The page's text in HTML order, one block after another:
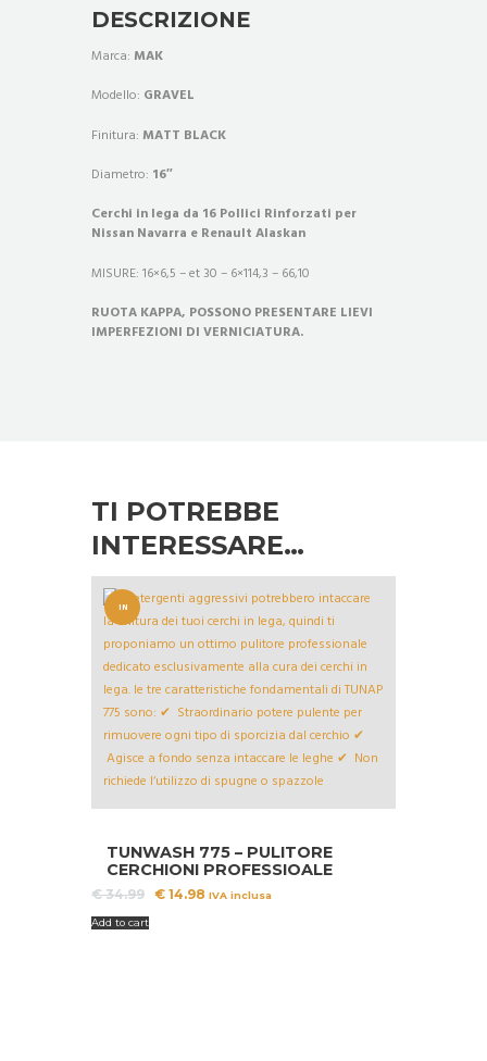
DESCRIZIONE
Marca: MAK
Modello: GRAVEL
Finitura: MATT BLACK
Diametro: 16″
Cerchi in lega da 16 Pollici Rinforzati per
Nissan Navarra e Renault Alaskan
MISURE: 16×6,5 – et 30 – 6×114,3 – 66,10
RUOTA KAPPA, POSSONO PRESENTARE LIEVI
IMPERFEZIONI DI VERNICIATURA.
TI POTREBBE
INTERESSARE…
IN
OFFERT
A!
TUNWASH 775 – PULITORE
CERCHIONI PROFESSIOALE
€34.99 Il
€ 14.98 IlIVA inclusa
Add to cart